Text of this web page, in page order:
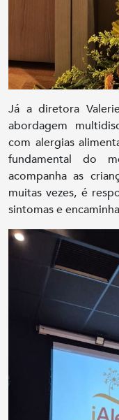
Já a diretora
abordagem
com alergias
fundamental do
acompanha as
muitas vezes, é
sintomas e